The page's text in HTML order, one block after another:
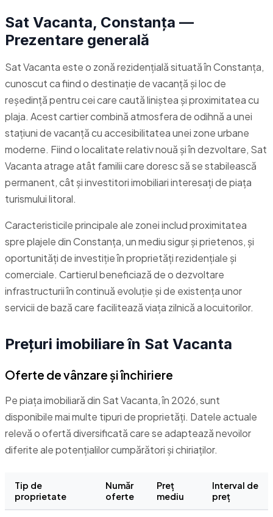
Sat Vacanta, Constanța —
Prezentare generală
Sat Vacanta este o zonă rezidenţială situată în Constanța,
cunoscut ca fiind o destinație de vacanță și loc de
reședință pentru cei care caută liniștea și proximitatea cu
plaja. Acest cartier combină atmosfera de odihnă a unei
stațiuni de vacanță cu accesibilitatea unei zone urbane
moderne. Fiind o localitate relativ nouă și în dezvoltare, Sat
Vacanta atrage atât familii care doresc să se stabilească
permanent, cât și investitori imobiliari interesați de piața
turismului litoral.
Caracteristicile principale ale zonei includ proximitatea
spre plajele din Constanța, un mediu sigur și prietenos, și
oportunități de investiție în proprietăți rezidențiale și
comerciale. Cartierul beneficiază de o dezvoltare
infrastructurii în continuă evoluție și de existența unor
servicii de bază care facilitează viața zilnică a locuitorilor.
Prețuri imobiliare în Sat Vacanta
Oferte de vânzare și închiriere
Pe piața imobiliară din Sat Vacanta, în 2026, sunt
disponibile mai multe tipuri de proprietăți. Datele actuale
relevă o ofertă diversificată care se adaptează nevoilor
diferite ale potențialilor cumpărători și chiriaților.
Tip de
proprietate
Număr
oferte
Preț
mediu
Interval de
preț